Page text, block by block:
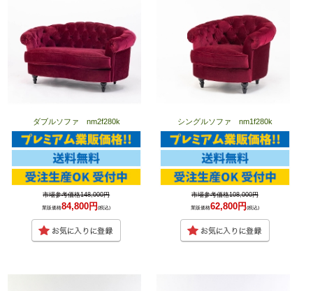
ダブルソファ nm2f280k
市場参考価格148,000円
業販価格84,800円(税込)
シングルソファ nm1f280k
市場参考価格108,000円
業販価格62,800円 (税込)